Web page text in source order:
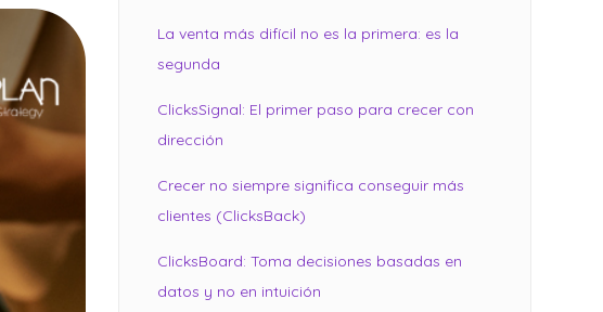
La venta más difícil no es la primera: es la
segunda
ClicksSignal: El primer paso para crecer con
dirección
Crecer no siempre significa conseguir más
clientes (ClicksBack)
ClicksBoard: Toma decisiones basadas en
datos y no en intuición